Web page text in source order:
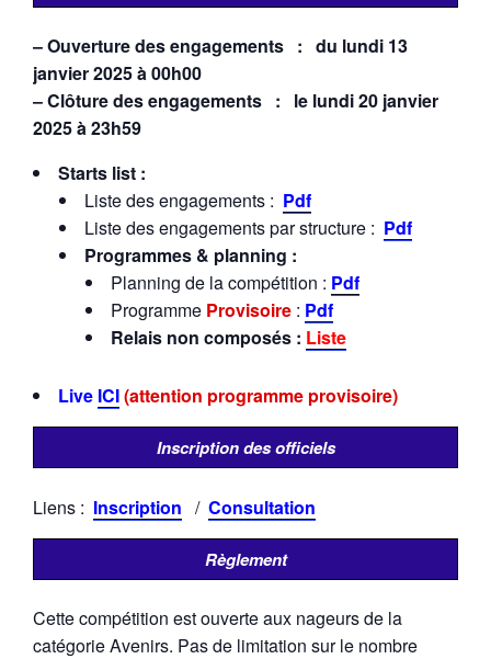
– Ouverture des engagements : du lundi 13
janvier 2025 à 00h00
– Clôture des engagements : le lundi 20 janvier
2025 à 23h59
Starts list :
Liste des engagements : Pdf
Liste des engagements par structure : Pdf
Programmes & planning :
Planning de la compétition : Pdf
Programme Provisoire : Pdf
Relais non composés : Liste
Live ICI(attention programme provisoire)
Inscription des officiels
Liens : Inscription / Consultation
Règlement
Cette compétition est ouverte aux nageurs de la
catégorie Avenirs. Pas de limitation sur le nombre